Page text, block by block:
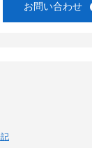
お問い合わせ